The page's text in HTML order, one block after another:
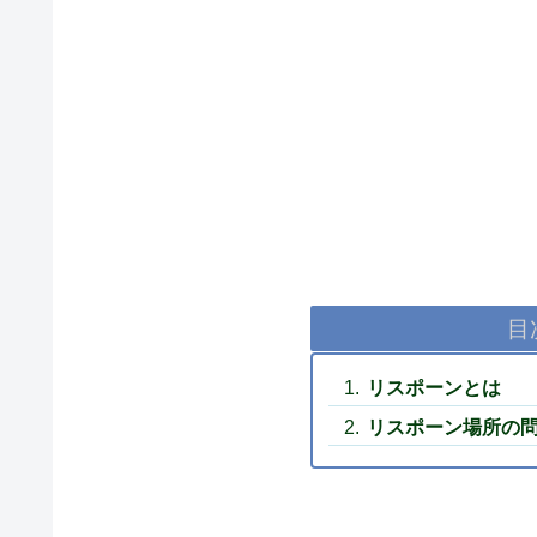
目
リスポーンとは
リスポーン場所の